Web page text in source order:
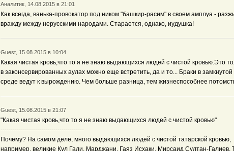
Аналитик, 14.08.2015 в 21:01
Как всегда, ванька-провокатор под ником "башкир-расим" в своем амплуа -
вражду между нерусскими народами. Старается, однако, иудушка!
Guest, 15.08.2015 в 10:04
Какая чистая кровь,что то я не знаю выдающихся людей с чистой кровью.Это
в законсервированных аулах можно еще встретить, да и то... Браки в замкнутой
среде ведут к вырождению. Чем больше разница, тем жизнеспособнее
Guest, 15.08.2015 в 21:07
"Какая чистая кровь,что то я не знаю выдающихся людей с чистой кровью"
-----------------------------------------
Почему? На самом деле, много выдающихся людей с чистой татарской кровью,
например, великие Кул Гали, Марджани, Гаяз Исхаки, Мирсаид Султан-Галиев,